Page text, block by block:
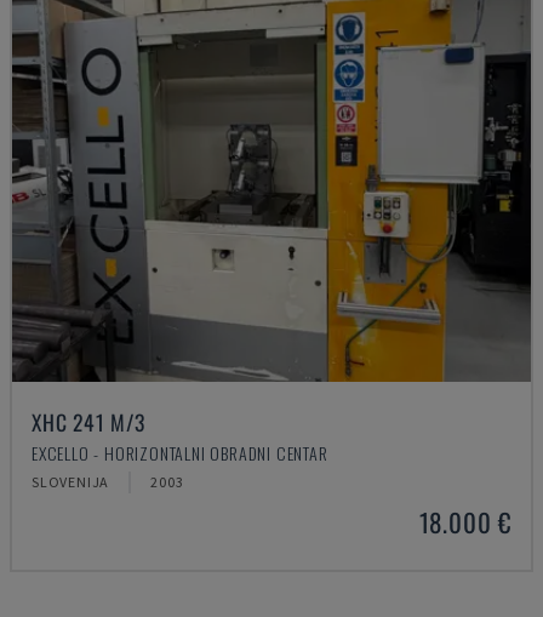
XHC 241 M/3
EXCELLO - HORIZONTALNI OBRADNI CENTAR
SLOVENIJA 2003
18.000 €